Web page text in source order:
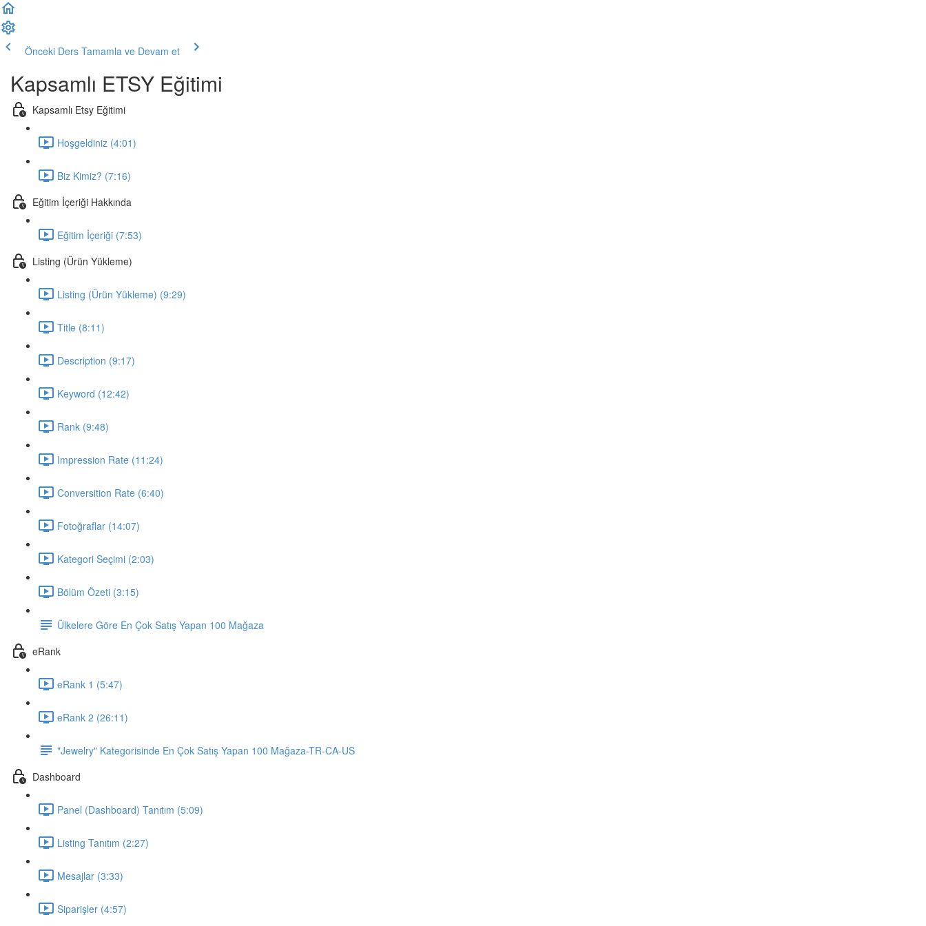
Önceki Ders Tamamla ve Devam et
Kapsamlı ETSY Eğitimi
Kapsamlı Etsy Eğitimi
Hoşgeldiniz (4:01)
Biz Kimiz? (7:16)
Eğitim İçeriği Hakkında
Eğitim İçeriği (7:53)
Listing (Ürün Yükleme)
Listing (Ürün Yükleme) (9:29)
Title (8:11)
Description (9:17)
Keyword (12:42)
Rank (9:48)
Impression Rate (11:24)
Conversition Rate (6:40)
Fotoğraflar (14:07)
Kategori Seçimi (2:03)
Bölüm Özeti (3:15)
Ülkelere Göre En Çok Satış Yapan 100 Mağaza
eRank
eRank 1 (5:47)
eRank 2 (26:11)
"Jewelry" Kategorisinde En Çok Satış Yapan 100 Mağaza-TR-CA-US
Dashboard
Panel (Dashboard) Tanıtım (5:09)
Listing Tanıtım (2:27)
Mesajlar (3:33)
Siparişler (4:57)